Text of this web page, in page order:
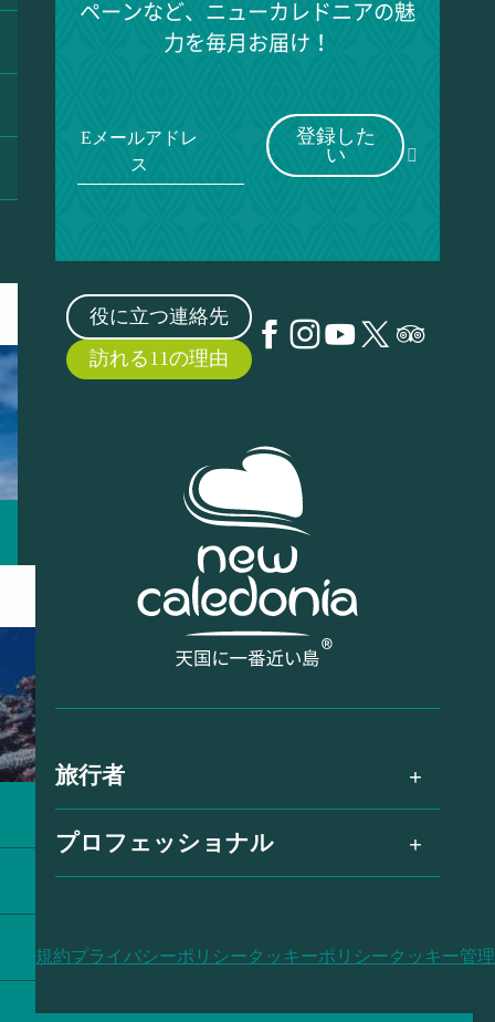
ペーンなど、ニューカレドニアの魅
力を毎月お届け！
Eメールアドレ
ス
登録した
い
役に立つ連絡先
訪れる11の理由
旅行者
プロフェッショナル
利用規約プライバシーポリシークッキーポリシークッキー管理